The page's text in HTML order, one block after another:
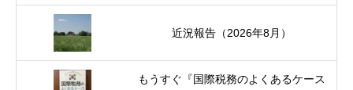
近況報告（2026年8月）
もうすぐ『国際税務のよくあるケース